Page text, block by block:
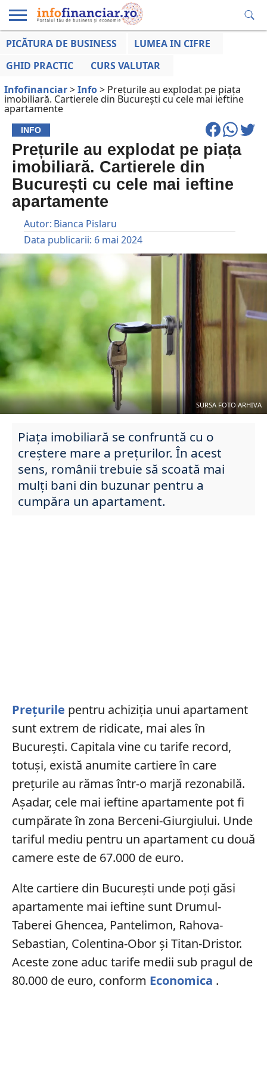
EDUCAȚIE
LA ZI
AFACERILOR
PICĂTURA DE BUSINESS
LUMEA IN CIFRE
GHID PRACTIC
CURS VALUTAR
Infofinanciar>Info> Prețurile au explodat pe piața
imobiliară. Cartierele din București cu cele mai ieftine
apartamente
INFO
Prețurile au explodat pe piața
imobiliară. Cartierele din
București cu cele mai ieftine
apartamente
Autor: Bianca Pislaru
Data publicarii: 6 mai 2024
SURSA FOTO ARHIVA
Piața imobiliară se confruntă cu o
creștere mare a prețurilor. În acest
sens, românii trebuie să scoată mai
mulți bani din buzunar pentru a
cumpăra un apartament.
Prețurile pentru achiziția unui apartament
sunt extrem de ridicate, mai ales în
București. Capitala vine cu tarife record,
totuși, există anumite cartiere în care
prețurile au rămas într-o marjă rezonabilă.
Așadar, cele mai ieftine apartamente pot fi
cumpărate în zona Berceni-Giurgiului. Unde
tariful mediu pentru un apartament cu două
camere este de 67.000 de euro.
Alte cartiere din București unde poți găsi
apartamente mai ieftine sunt Drumul-
Taberei Ghencea, Pantelimon, Rahova-
Sebastian, Colentina-Obor și Titan-Dristor.
Aceste zone aduc tarife medii sub pragul de
80.000 de euro, conform Economica .